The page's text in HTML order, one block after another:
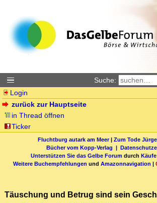
Suche:
Login
zurück zur Hauptseite
in Thread öffnen
Ticker
Fluchtburg autark am Meer| Zum Tode
Bücher vom Kopp-Verlag |
Unterstützen Sie das Gelbe Forum durch
Weitere Buchempfehlungen und Amazonnavigation |
Täuschung und Betrug sind sein